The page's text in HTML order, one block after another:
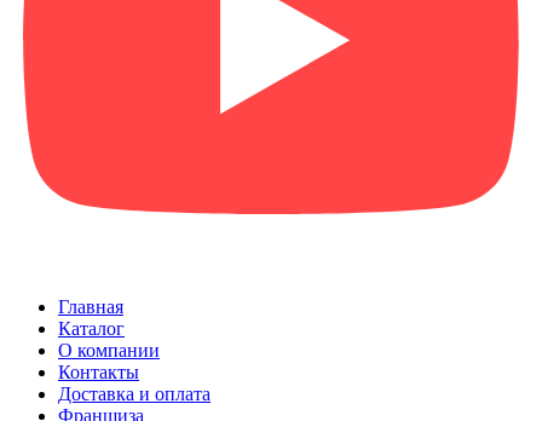
Главная
Каталог
О компании
Контакты
Доставка и оплата
Франшиза